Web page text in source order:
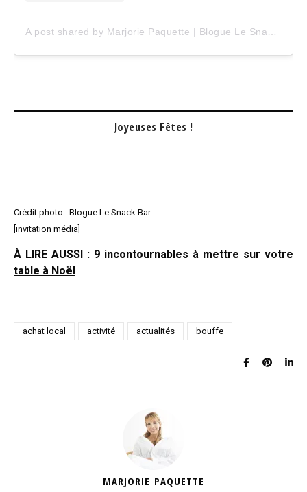
Joyeuses Fêtes !
Crédit photo : Blogue Le Snack Bar
[invitation média]
À LIRE AUSSI : 9 incontournables à mettre sur votre
table à Noël
achat local activité actualités bouffe
MARJORIE PAQUETTE